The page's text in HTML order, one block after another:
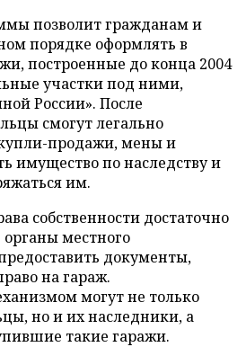
позволит гражданам и
порядке оформлять в
построенные до конца 2004
участки под ними,
России». После
смогут легально
продажи, мены и
имущество по наследству и
им.
собственности достаточно
органы местного
документы,
на гараж.
могут не только
но и их наследники, а
такие гаражи.